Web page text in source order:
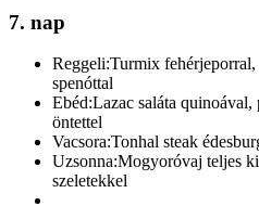
7. nap
Reggeli:Turmix fehérjeporral,
spenóttal
Ebéd:Lazac saláta
öntettel
Vacsora:Tonhal steak
Uzsonna:Mogyoróvaj teljes
szeletekkel